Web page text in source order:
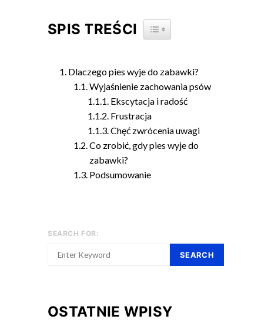
SPIS TREŚCI TOGGLE TABLE OF CONTENT
Dlaczego pies wyje do zabawki?
Wyjaśnienie zachowania psów
Ekscytacja i radość
Frustracja
Chęć zwrócenia uwagi
Co zrobić, gdy pies wyje do
zabawki?
Podsumowanie
SEARCH FOR:
SEARCH
OSTATNIE WPISY